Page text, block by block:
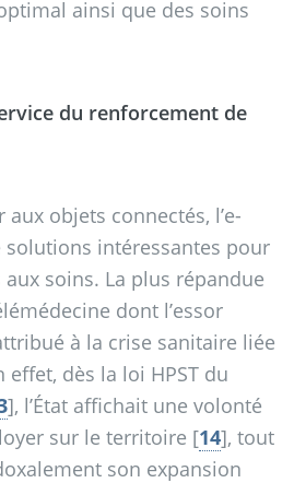
ainsi que des soins
du renforcement de
objets connectés, l’e-
solutions intéressantes pour
aux soins. La plus répandue
dont l’essor
à la crise sanitaire liée
effet, dès la loi HPST du
], l’État affichait une volonté
sur le territoire [14], tout
son expansion